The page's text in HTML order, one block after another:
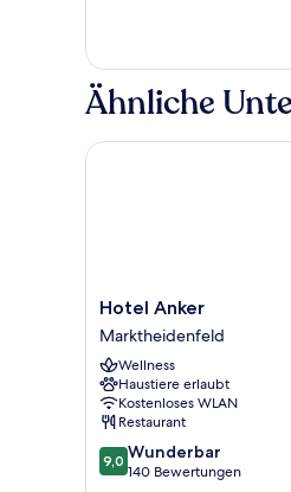
Doppelzimmer
Ähnliche
Hotel
Anker
Marktheidenfeld
Hotel Anker
Marktheidenfeld
Wellness
Haustiere erlaubt
Kostenloses WLAN
Restaurant
9.0
von
9,0 Wunderbar
140 Bewertungen
Hotel Anker